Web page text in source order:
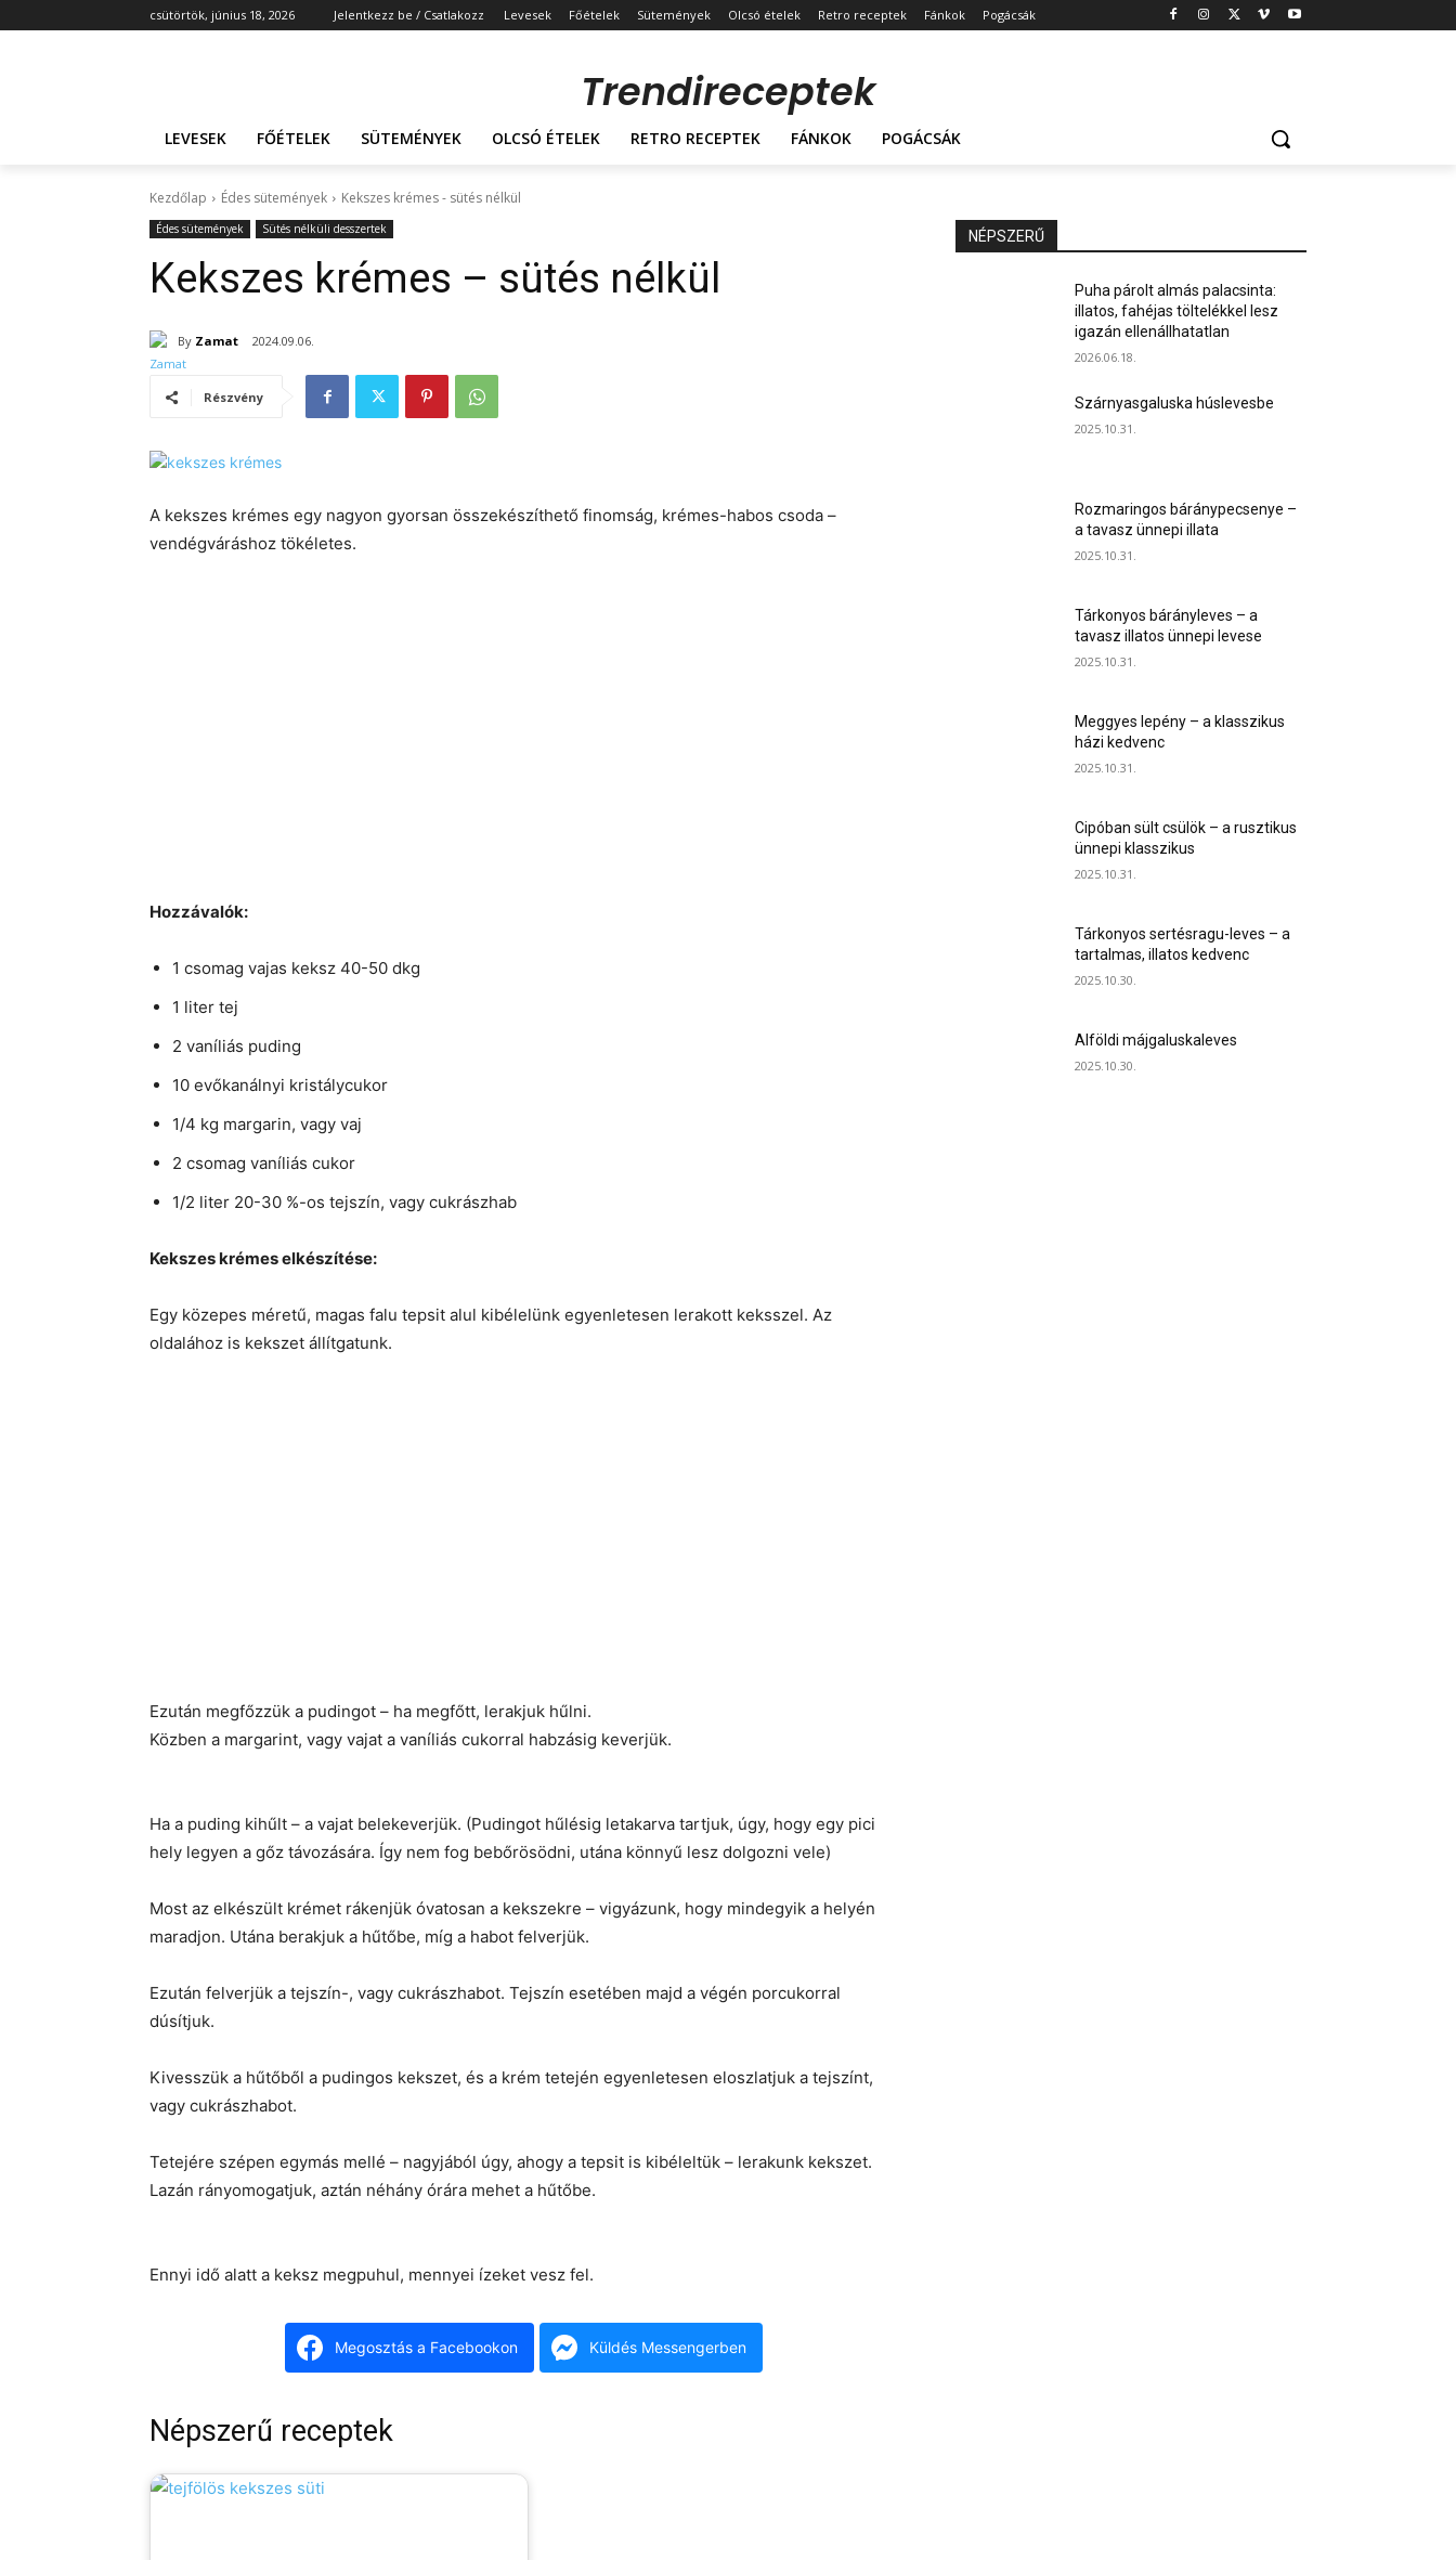
csütörtök, június 18, 2026 Jelentkezz be / Csatlakozz Levesek Főételek Sütemények Olcsó ételek Retro receptek Fánkok Pogácsák
Trendireceptek
LEVESEK FŐÉTELEK SÜTEMÉNYEK OLCSÓ ÉTELEK RETRO RECEPTEK FÁNKOK POGÁCSÁK
Kezdőlap Édes sütemények Kekszes krémes - sütés nélkül
Édes sütemények Sütés nélküli desszertek
Kekszes krémes – sütés nélkül
By Zamat 2024.09.06.
Részvény
A kekszes krémes egy nagyon gyorsan összekészíthető finomság, krémes-habos csoda –
vendégváráshoz tökéletes.
Hozzávalók:
1 csomag vajas keksz 40-50 dkg
1 liter tej
2 vaníliás puding
10 evőkanálnyi kristálycukor
1/4 kg margarin, vagy vaj
2 csomag vaníliás cukor
1/2 liter 20-30 %-os tejszín, vagy cukrászhab
Kekszes krémes elkészítése:
Egy közepes méretű, magas falu tepsit alul kibélelünk egyenletesen lerakott keksszel. Az
oldalához is kekszet állítgatunk.
Ezután megfőzzük a pudingot – ha megfőtt, lerakjuk hűlni.
Közben a margarint, vagy vajat a vaníliás cukorral habzásig keverjük.
Ha a puding kihűlt – a vajat belekeverjük. (Pudingot hűlésig letakarva tartjuk, úgy, hogy egy pici
hely legyen a gőz távozására. Így nem fog bebőrösödni, utána könnyű lesz dolgozni vele)
Most az elkészült krémet rákenjük óvatosan a kekszekre – vigyázunk, hogy mindegyik a helyén
maradjon. Utána berakjuk a hűtőbe, míg a habot felverjük.
Ezután felverjük a tejszín-, vagy cukrászhabot. Tejszín esetében majd a végén porcukorral
dúsítjuk.
Kivesszük a hűtőből a pudingos kekszet, és a krém tetején egyenletesen eloszlatjuk a tejszínt,
vagy cukrászhabot.
Tetejére szépen egymás mellé – nagyjából úgy, ahogy a tepsit is kibéleltük – lerakunk kekszet.
Lazán rányomogatjuk, aztán néhány órára mehet a hűtőbe.
Ennyi idő alatt a keksz megpuhul, mennyei ízeket vesz fel.
Megosztás a Facebookon Küldés Messengerben
Népszerű receptek
NÉPSZERŰ
Puha párolt almás palacsinta:
illatos, fahéjas töltelékkel lesz
igazán ellenállhatatlan
2026.06.18.
Szárnyasgaluska húslevesbe
2025.10.31.
Rozmaringos báránypecsenye –
a tavasz ünnepi illata
2025.10.31.
Tárkonyos bárányleves – a
tavasz illatos ünnepi levese
2025.10.31.
Meggyes lepény – a klasszikus
házi kedvenc
2025.10.31.
Cipóban sült csülök – a rusztikus
ünnepi klasszikus
2025.10.31.
Tárkonyos sertésragu-leves – a
tartalmas, illatos kedvenc
2025.10.30.
Alföldi májgaluskaleves
2025.10.30.